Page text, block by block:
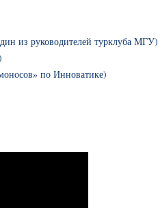
из руководителей турклуба МГУ)
по Инноватике)